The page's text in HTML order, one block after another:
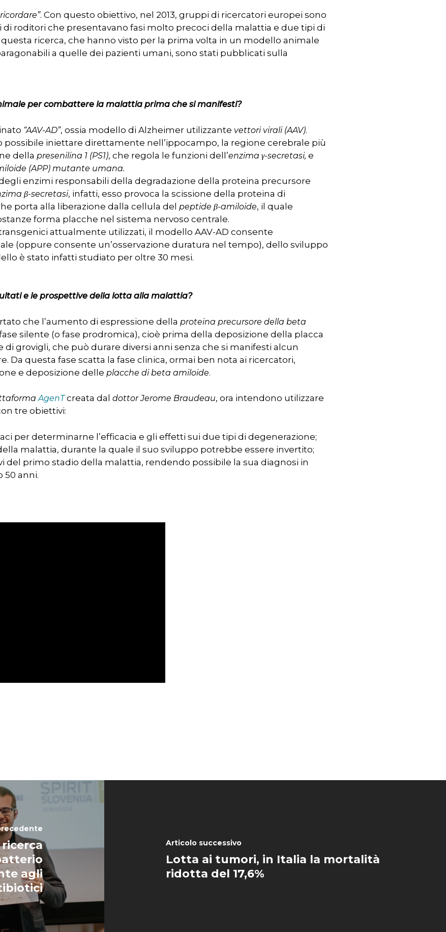
. Con questo obiettivo, nel 2013, gruppi di ricercatori europei sono
roditori che presentavano fasi molto precoci della malattia e due tipi di
ricerca, che hanno visto per la prima volta in un modello animale
a quelle dei pazienti umani, sono stati pubblicati sulla
per combattere la malattia prima che si manifesti?
“AAV-AD”, ossia modello di Alzheimer utilizzante vettori virali (AAV).
possibile iniettare direttamente nell’ippocampo, la regione cerebrale più
della presenilina 1 (PS1), che regola le funzioni dell’enzima γ-secretasi, e
(APP) mutante umana.
degli enzimi responsabili della degradazione della proteina precursore
β-secretasi, infatti, esso provoca la scissione della proteina di
porta alla liberazione dalla cellula del peptide β-amiloide, il quale
forma placche nel sistema nervoso centrale.
attualmente utilizzati, il modello AAV-AD consente
(oppure consente un’osservazione duratura nel tempo), dello sviluppo
è stato infatti studiato per oltre 30 mesi.
e le prospettive della lotta alla malattia?
che l’aumento di espressione della proteina precursore della beta
silente (o fase prodromica), cioè prima della deposizione della placca
grovigli, che può durare diversi anni senza che si manifesti alcun
Da questa fase scatta la fase clinica, ormai ben nota ai ricercatori,
e deposizione delle placche di beta amiloide.
AgenTcreata dal dottor Jerome Braudeau, ora intendono utilizzare
tre obiettivi:
per determinarne l’efficacia e gli effetti sui due tipi di degenerazione;
malattia, durante la quale il suo sviluppo potrebbe essere invertito;
del primo stadio della malattia, rendendo possibile la sua diagnosi in
50 anni.
agli
Articolo successivo
Lotta ai tumori, in Italia la mortalità
ridotta del 17,6%